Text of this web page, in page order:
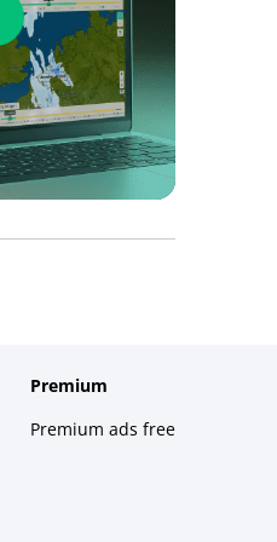
Premium
Premium ads free